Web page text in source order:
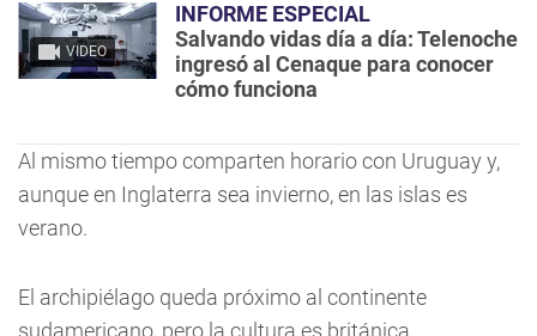
VIDEO
INFORME ESPECIAL
Salvando vidas día a día: Telenoche
ingresó al Cenaque para conocer
cómo funciona
Al mismo tiempo comparten horario con Uruguay y,
aunque en Inglaterra sea invierno, en las islas es
verano.
El archipiélago queda próximo al continente
sudamericano, pero la cultura es británica.